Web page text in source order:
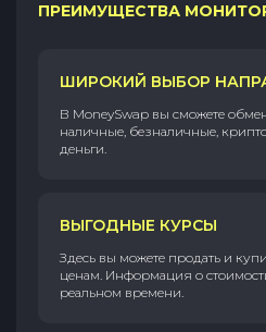
ПРЕИМУЩЕСТВА
ШИРОКИЙ ВЫБОР
В MoneySwap вы сможете
наличные, безналичные,
деньги.
ВЫГОДНЫЕ КУРСЫ
Здесь вы можете продать и
ценам. Информация о
реальном времени.